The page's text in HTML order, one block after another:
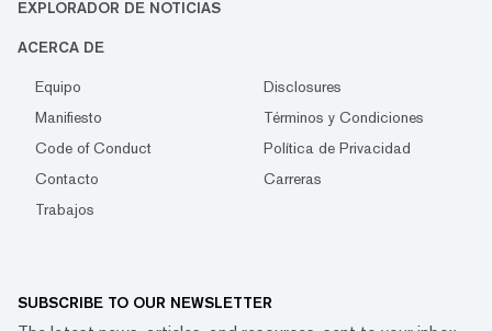
EXPLORADOR DE NOTICIAS
ACERCA DE
Equipo
Disclosures
Manifiesto
Términos y Condiciones
Code of Conduct
Política de Privacidad
Contacto
Carreras
Trabajos
SUBSCRIBE TO OUR NEWSLETTER